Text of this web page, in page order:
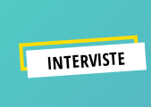
INTERVISTE